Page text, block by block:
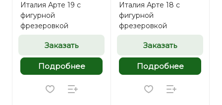
Италия Арте 19 с
фигурной
фрезеровкой
Заказать
Подробнее
Италия Арте 18 с
фигурной
фрезеровкой
Заказать
Подробнее